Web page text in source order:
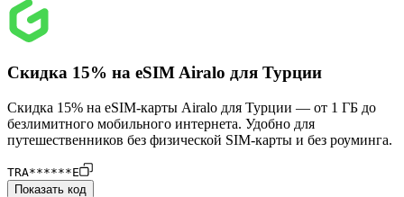
Скидка 15% на eSIM Airalo для Турции
Скидка 15% на eSIM-карты Airalo для Турции — от 1 ГБ до
безлимитного мобильного интернета. Удобно для
путешественников без физической SIM-карты и без роуминга.
TRA******E
Показать код